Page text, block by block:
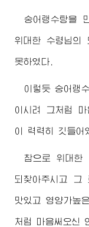
숭어랭수탕을
위대한 수령님 의
못하였다.
이렇듯 숭어랭
이시려 그처럼 마
이 력력히 깃들어
참으로위대한
되찾아주시고 그
맛있고 영양가높
처럼 마음써오신